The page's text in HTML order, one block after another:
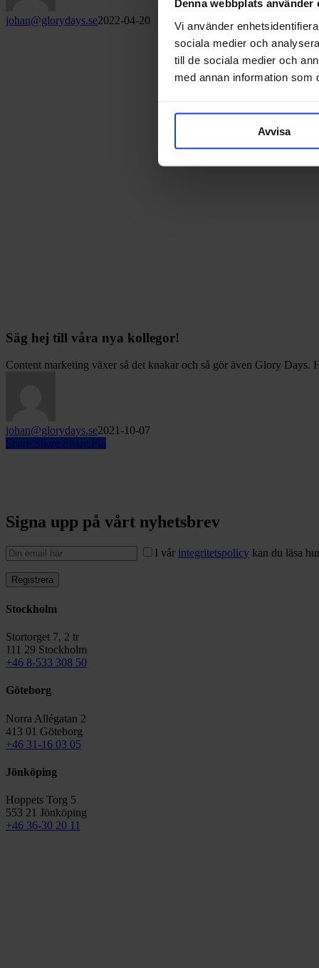
Denna webbplats använder
Vi använder
sociala medier och
till de sociala medier och
med annan information som
Avvisa
johan@glorydays.se2022-04-20
Säg hej till våra nya kollegor!
Content marketing växer så det knakar och så gör även Glory Days.
johan@glorydays.se2021-10-07
Signa upp på vårt nyhetsbrev
I vår integritetspolicy kan du läsa
Stockholm
Stortorget 7, 2 tr
111 29 Stockholm
+46 8-533 308 50
Göteborg
Norra Allégatan 2
413 01 Göteborg
+46 31-16 03 05
Jönköping
Hoppets Torg 5
553 21 Jönköping
+46 36-30 20 11